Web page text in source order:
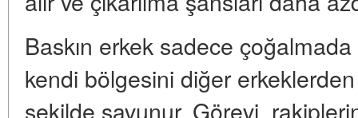
Baskın erkek sadece
kendi bölgesini diğer
şekilde savunur. Görevi,